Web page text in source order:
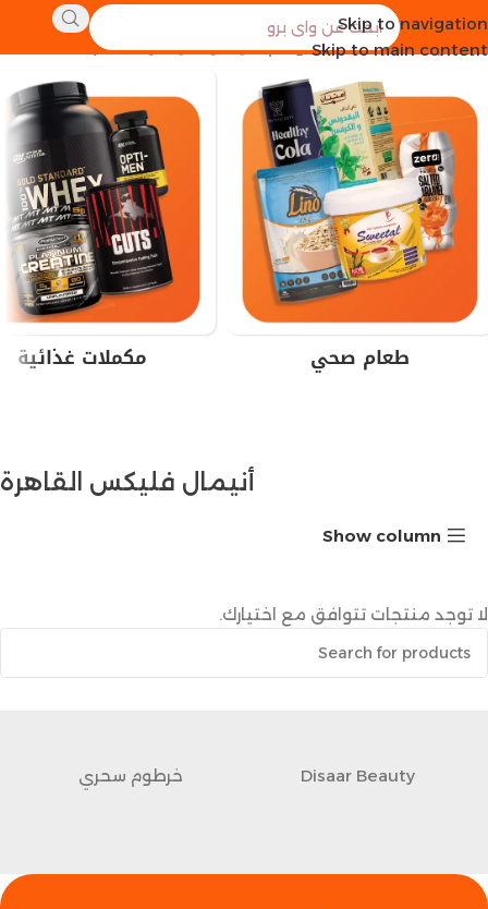
Skip to navigation
Skip to main content
الرئيسية منتجات تحت الوسم “أنيمال فليكس القاهرة”
طعام صحي مكملات غذائية
أنيمال فليكس القاهرة
Show column
لا توجد منتجات تتوافق مع اختيارك.
Disaar Beauty خرطوم سحري